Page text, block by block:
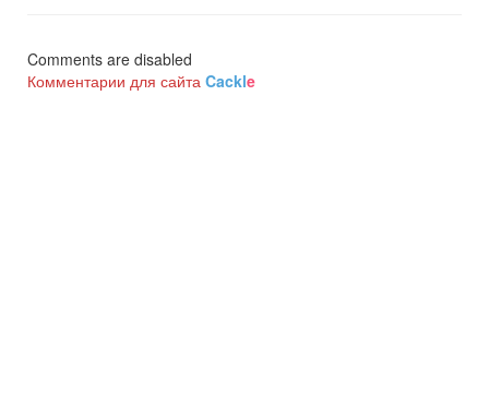
Comments are disabled
Комментарии для сайта Cackle